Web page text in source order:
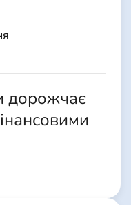
дорожчає